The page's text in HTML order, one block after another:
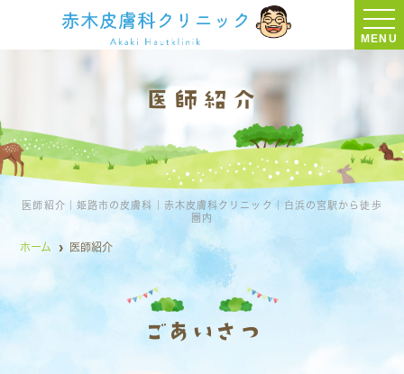
MENU
医師紹介
医師紹介｜姫路市の皮膚科｜赤木皮膚科クリニック｜白浜の宮駅から徒歩
圏内
ホーム 医師紹介
ごあいさつ